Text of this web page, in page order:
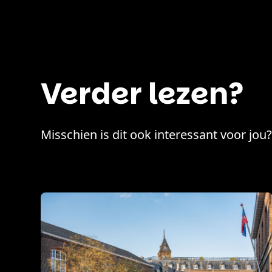
Verder lezen?
Misschien is dit ook interessant voor jou?